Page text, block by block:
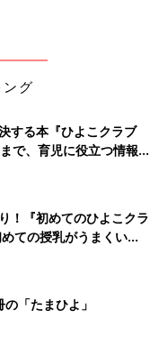
グ
する本『ひよこクラブ
で、育児に役立つ情報が
！『初めてのひよこクラ
ての授乳がうまくい
と夏のトラブル 解決テ
「たまひよ」